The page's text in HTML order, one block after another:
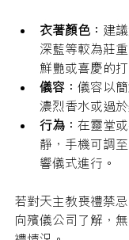
衣著顏色： 建
深藍等較為莊
鮮艷或喜慶的打
儀容： 儀容以
濃烈香水或過
行為： 在靈堂
靜，手機可調
響儀式進行。
若對天主教喪禮禁
向殯儀公司了解，